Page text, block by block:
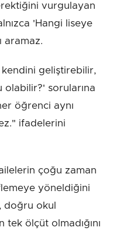
vurgulayan
'Hangi liseye
aramaz.
geliştirebilir,
olabilir?' sorularına
öğrenci aynı
ifadelerini
çoğu zaman
yöneldiğini
doğru okul
tek ölçüt olmadığını